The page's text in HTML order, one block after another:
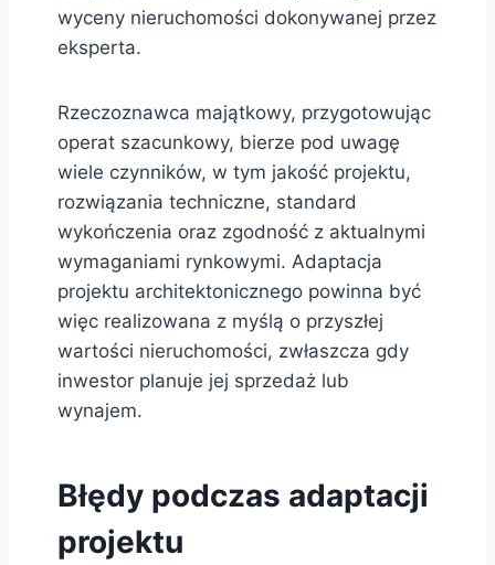
wyceny nieruchomości dokonywanej przez
eksperta.
Rzeczoznawca majątkowy, przygotowując
operat szacunkowy, bierze pod uwagę
wiele czynników, w tym jakość projektu,
rozwiązania techniczne, standard
wykończenia oraz zgodność z aktualnymi
wymaganiami rynkowymi. Adaptacja
projektu architektonicznego powinna być
więc realizowana z myślą o przyszłej
wartości nieruchomości, zwłaszcza gdy
inwestor planuje jej sprzedaż lub
wynajem.
Błędy podczas adaptacji
projektu